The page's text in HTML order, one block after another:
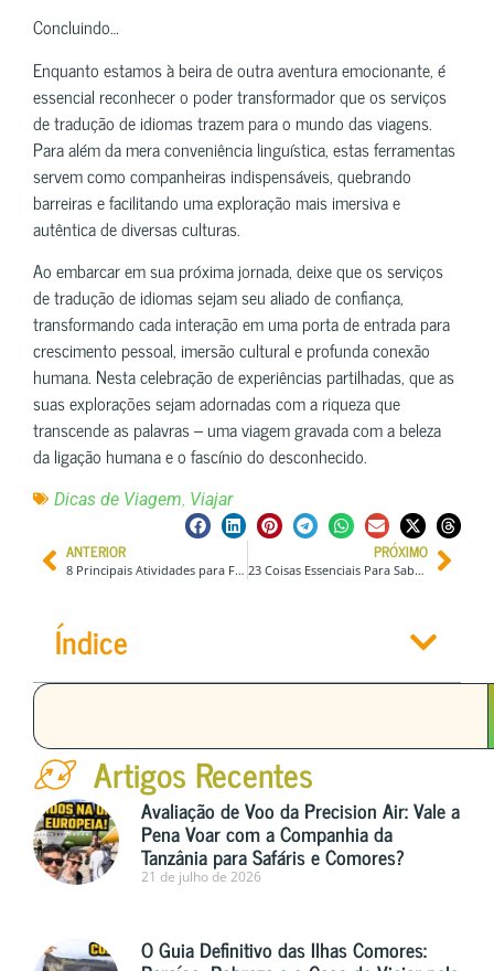
Concluindo…
Enquanto estamos à beira de outra aventura emocionante, é
essencial reconhecer o poder transformador que os serviços
de tradução de idiomas trazem para o mundo das viagens.
Para além da mera conveniência linguística, estas ferramentas
servem como companheiras indispensáveis, quebrando
barreiras e facilitando uma exploração mais imersiva e
autêntica de diversas culturas.
Ao embarcar em sua próxima jornada, deixe que os serviços
de tradução de idiomas sejam seu aliado de confiança,
transformando cada interação em uma porta de entrada para
crescimento pessoal, imersão cultural e profunda conexão
humana. Nesta celebração de experiências partilhadas, que as
suas explorações sejam adornadas com a riqueza que
transcende as palavras – uma viagem gravada com a beleza
da ligação humana e o fascínio do desconhecido.
Dicas de Viagem, Viajar
ANTERIOR
8 Principais Atividades para Fazer em Great Stirrup Cay, Bahamas
PRÓXIMO
23 Coisas Essenciais Para Saber Antes de Visitar a Austrália
Índice
Artigos Recentes
Avaliação de Voo da Precision Air: Vale a
Pena Voar com a Companhia da
Tanzânia para Safáris e Comores?
21 de julho de 2026
O Guia Definitivo das Ilhas Comores: